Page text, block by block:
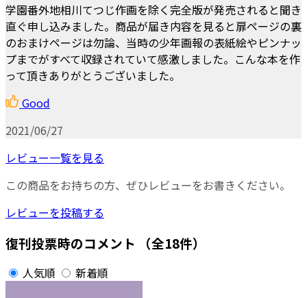
学園番外地相川てつじ作画を除く完全版が発売されると聞き
直ぐ申し込みました。商品が届き内容を見ると扉ページの裏
のおまけページは勿論、当時の少年画報の表紙絵やピンナッ
プまでがすべて収録されていて感激しました。こんな本を作
って頂きありがとうございました。
Good
2021/06/27
レビュー一覧を見る
この商品をお持ちの方、ぜひレビューをお書きください。
レビューを投稿する
復刊投票時のコメント （全18件）
人気順 新着順